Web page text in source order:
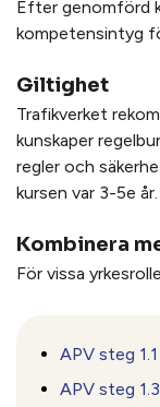
Efter genomförd
kompetensintyg
Giltighet
Trafikverket
kunskaper
regler och
kursen var 3-5e år.
Kombinera
För vissa
APV steg
APV steg